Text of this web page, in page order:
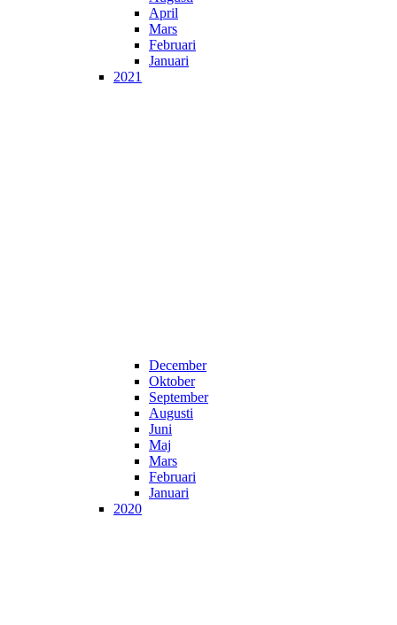
April
Mars
Februari
Januari
2021
December
Oktober
September
Augusti
Juni
Maj
Mars
Februari
Januari
2020